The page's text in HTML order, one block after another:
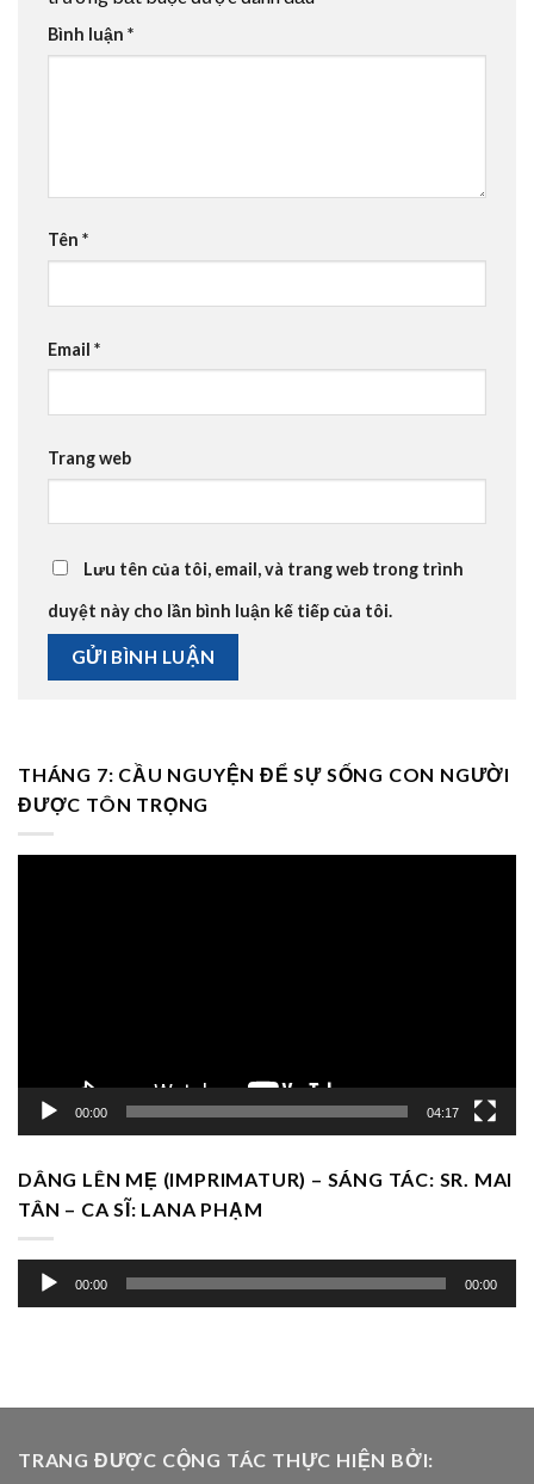
Bình luận *
Tên *
Email *
Trang web
Lưu tên của tôi, email, và trang web trong trình
duyệt này cho lần bình luận kế tiếp của tôi.
THÁNG 7: CẦU NGUYỆN ĐỂ SỰ SỐNG CON NGƯỜI
ĐƯỢC TÔN TRỌNG
00:00 04:17
DÂNG LÊN MẸ (IMPRIMATUR) – SÁNG TÁC: SR. MAI
TÂN – CA SĨ: LANA PHẠM
Trình
chơi
00:00 00:00
TRANG ĐƯỢC CỘNG TÁC THỰC HIỆN BỞI: